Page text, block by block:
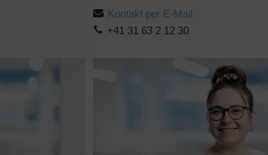
Kontakt per E-Mail
+41 31 63 2 12 30